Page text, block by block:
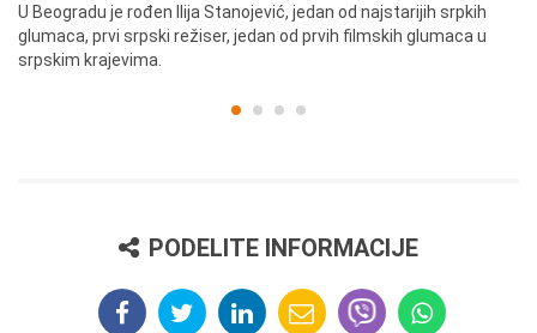
U Beogradu je rođen Ilija Stanojević, jedan od najstarijih srpkih
glumaca, prvi srpski režiser, jedan od prvih filmskih glumaca u
srpskim krajevima.
PODELITE INFORMACIJE